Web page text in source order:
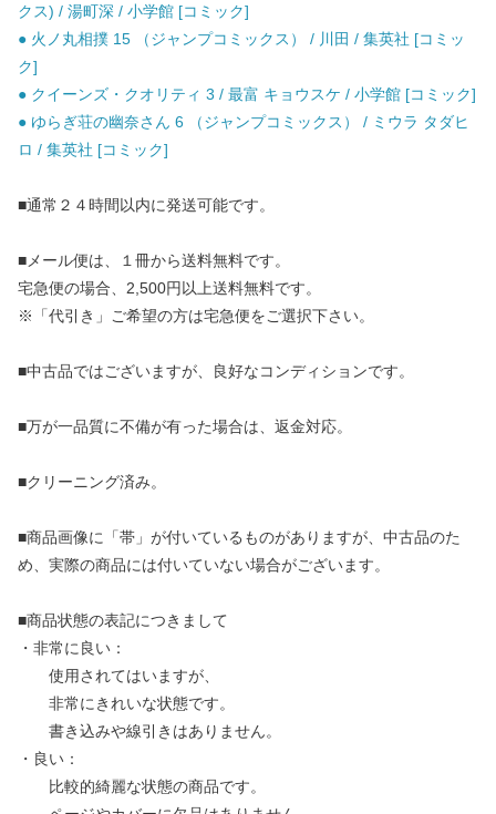
クス) / 湯町深 / 小学館 [コミック]
● 火ノ丸相撲 15 （ジャンプコミックス） / 川田 / 集英社 [コミッ
ク]
● クイーンズ・クオリティ 3 / 最富 キョウスケ / 小学館 [コミック]
● ゆらぎ荘の幽奈さん 6 （ジャンプコミックス） / ミウラ タダヒ
ロ / 集英社 [コミック]
■通常２４時間以内に発送可能です。
■メール便は、１冊から送料無料です。
宅急便の場合、2,500円以上送料無料です。
※「代引き」ご希望の方は宅急便をご選択下さい。
■中古品ではございますが、良好なコンディションです。
■万が一品質に不備が有った場合は、返金対応。
■クリーニング済み。
■商品画像に「帯」が付いているものがありますが、中古品のた
め、実際の商品には付いていない場合がございます。
■商品状態の表記につきまして
・非常に良い：
使用されてはいますが、
非常にきれいな状態です。
書き込みや線引きはありません。
・良い：
比較的綺麗な状態の商品です。